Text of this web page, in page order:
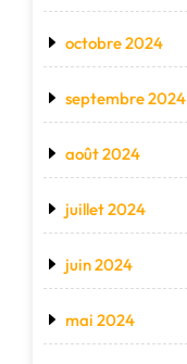
octobre 2024
septembre 2024
août 2024
juillet 2024
juin 2024
mai 2024